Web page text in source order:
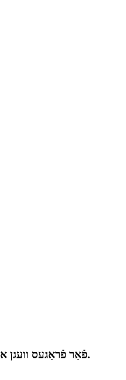
פֿאַר פֿראַגעס וועגן אונדזערע פּראָדוקטן אָדער פּרייזן, ביטע לאָזט אונדז אייער בליצפּאָסט אַדרעס און מיר וועלן זיך מיט אייך פֿאַרבינדן אין 24 שעה.